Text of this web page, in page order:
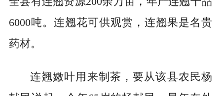
6000吨。连翘花可供观赏，连翘果是名贵
药材。
连翘嫩叶用来制茶，要从该县农民杨